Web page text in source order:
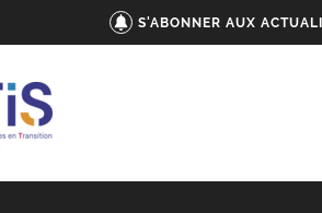
S'ABONNER AUX